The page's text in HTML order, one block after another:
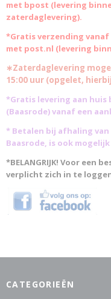
met bpost (levering
zaterdaglevering).
*Gratis verzending vanaf
met post.nl (levering
∗Zaterdaglevering
15:00 uur (opgelet,
*Gratis levering aan huis
(Baasrode)vanaf een
* Betalen bij afhaling
Baasrode, is ook
*BELANGRIJK! Voor een
verplicht zich in te
CATEGORIEËN